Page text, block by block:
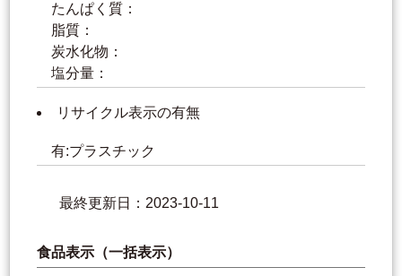
たんぱく質：
脂質：
炭水化物：
塩分量：
リサイクル表示の有無
有:プラスチック
最終更新日：2023-10-11
食品表示（一括表示）